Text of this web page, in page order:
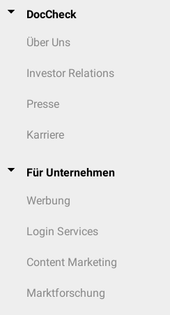
DocCheck
Über Uns
Investor Relations
Presse
Karriere
Für Unternehmen
Werbung
Login Services
Content Marketing
Marktforschung